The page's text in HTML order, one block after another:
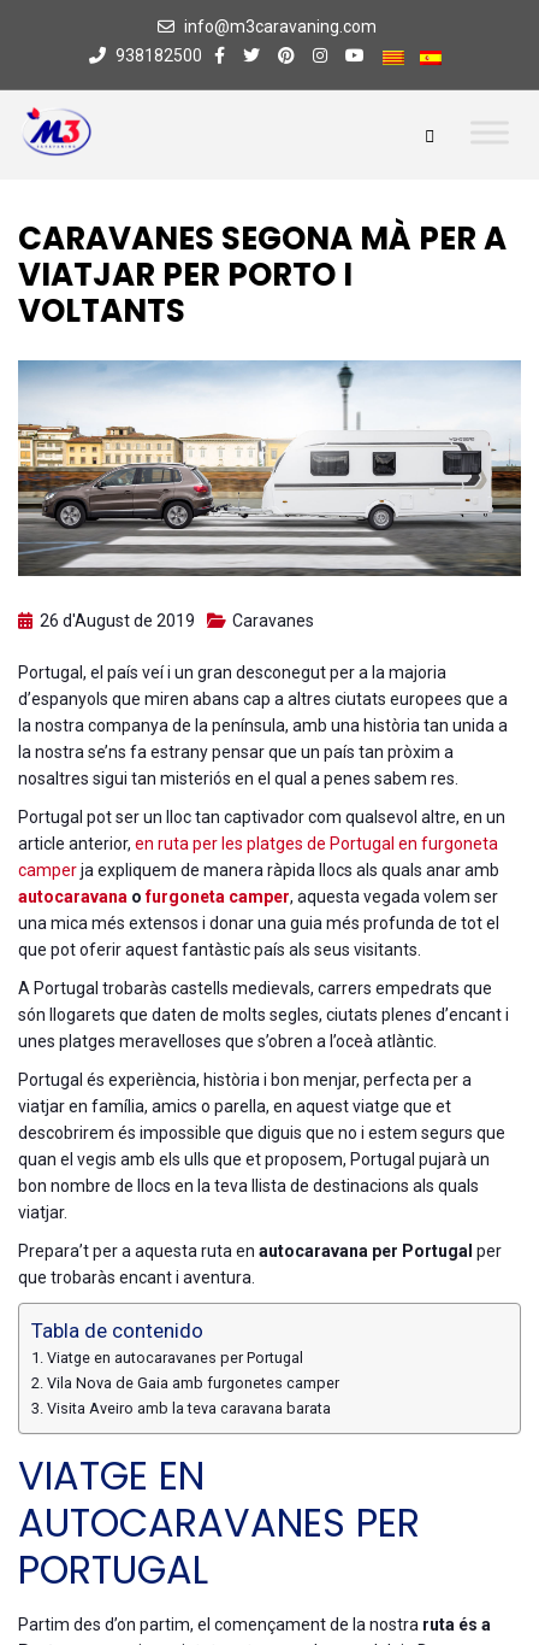
info@m3caravaning.com
938182500
CARAVANES SEGONA MÀ PER A
VIATJAR PER PORTO I
VOLTANTS
26 d'August de 2019 Caravanes
Portugal, el país veí i un gran desconegut per a la majoria
d’espanyols que miren abans cap a altres ciutats europees que a
la nostra companya de la península, amb una història tan unida a
la nostra se’ns fa estrany pensar que un país tan pròxim a
nosaltres sigui tan misteriós en el qual a penes sabem res.
Portugal pot ser un lloc tan captivador com qualsevol altre, en un
article anterior, en ruta per les platges de Portugal en furgoneta
camperja expliquem de manera ràpida llocs als quals anar amb
autocaravana ofurgoneta camper, aquesta vegada volem ser
una mica més extensos i donar una guia més profunda de tot el
que pot oferir aquest fantàstic país als seus visitants.
A Portugal trobaràs castells medievals, carrers empedrats que
són llogarets que daten de molts segles, ciutats plenes d’encant i
unes platges meravelloses que s’obren a l’oceà atlàntic.
Portugal és experiència, història i bon menjar, perfecta per a
viatjar en família, amics o parella, en aquest viatge que et
descobrirem és impossible que diguis que no i estem segurs que
quan el vegis amb els ulls que et proposem, Portugal pujarà un
bon nombre de llocs en la teva llista de destinacions als quals
viatjar.
Prepara’t per a aquesta ruta en autocaravana per Portugal per
que trobaràs encant i aventura.
Tabla de contenido
Viatge en autocaravanes per Portugal
Vila Nova de Gaia amb furgonetes camper
Visita Aveiro amb la teva caravana barata
VIATGE EN
AUTOCARAVANES PER
PORTUGAL
Partim des d’on partim, el començament de la nostra ruta és a